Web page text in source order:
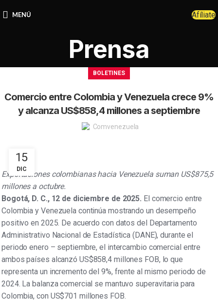
MENÚ Afíliate
Prensa
BOLETINES
Comercio entre Colombia y Venezuela crece 9%
y alcanza US$858,4 millones a septiembre
Comvenezuela
15
DIC
Exportaciones colombianas hacia Venezuela suman US$875,5
millones a octubre.
Bogotá, D. C., 12 de diciembre de 2025. El comercio entre
Colombia y Venezuela continúa mostrando un desempeño
positivo en 2025. De acuerdo con datos del Departamento
Administrativo Nacional de Estadística (DANE), durante el
periodo enero – septiembre, el intercambio comercial entre
ambos países alcanzó US$858,4 millones FOB, lo que
representa un incremento del 9%, frente al mismo periodo de
2024. La balanza comercial se mantuvo superavitaria para
Colombia, con US$701 millones FOB.